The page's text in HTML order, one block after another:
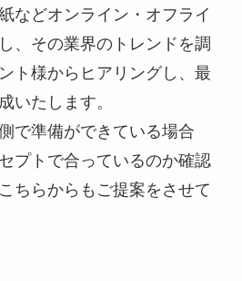
などオンライン・オフライ
、その業界のトレンドを調
ト様からヒアリングし、最
いたします。
で準備ができている場合
プトで合っているのか確認
ちらからもご提案をさせて